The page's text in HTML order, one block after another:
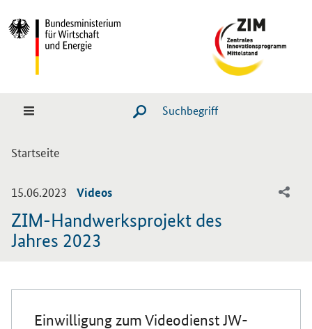
SUCHE STARTEN
Sie sind hier:
Startseite
15.06.2023 -Videos
ZIM-Handwerksprojekt des
Jahres 2023
Einwilligung zum Videodienst JW-